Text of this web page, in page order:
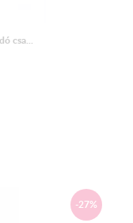
csa...
-27%